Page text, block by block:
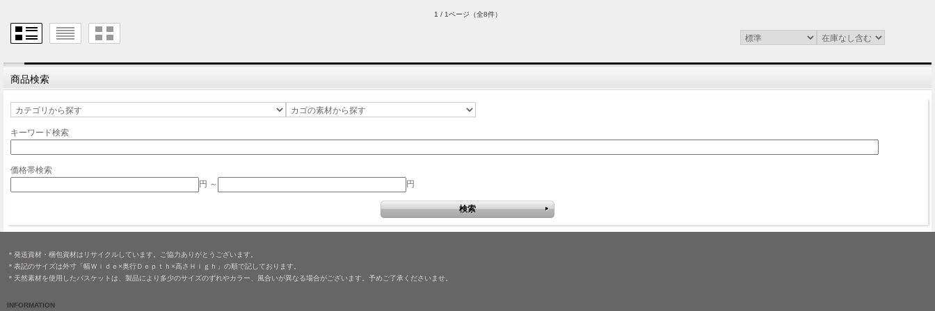
1 / 1ページ （全8件）
商品検索
キーワード検索
価格帯検索
円 ～
円
＊発送資材・梱包資材はリサイクルしています。ご協力ありがとうございます。
＊表記のサイズは外寸「幅Ｗｉｄｅ×奥行Ｄｅｐｔｈ×高さＨｉｇｈ」の順で記しております。
＊天然素材を使用したバスケットは、製品により多少のサイズのずれやカラー、風合いが異なる場合がございます。予めご了承くださいませ。
INFORMATION